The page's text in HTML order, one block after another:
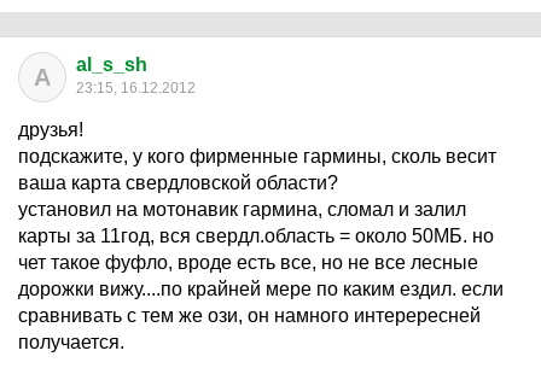
A al_s_sh
23:15, 16.12.2012
друзья!
подскажите, у кого фирменные гармины, сколь весит
ваша карта свердловской области?
установил на мотонавик гармина, сломал и залил
карты за 11год, вся свердл.область = около 50МБ. но
чет такое фуфло, вроде есть все, но не все лесные
дорожки вижу....по крайней мере по каким ездил. если
сравнивать с тем же ози, он намного интерересней
получается.